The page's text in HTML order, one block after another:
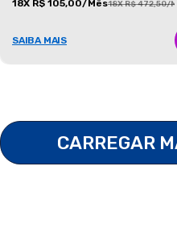
18X R$ 105,00/Mês18X R$ 472,50/
SAIBA MAIS
CARREGAR